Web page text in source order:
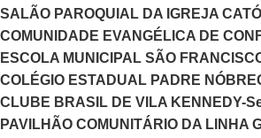
SALÃO PAROQUIAL DA IGREJA
COMUNIDADE EVANGÉLICA DE
ESCOLA MUNICIPAL SÃO
COLÉGIO ESTADUAL PADRE
CLUBE BRASIL DE VILA KENNEDY-
PAVILHÃO COMUNITÁRIO DA LINHA